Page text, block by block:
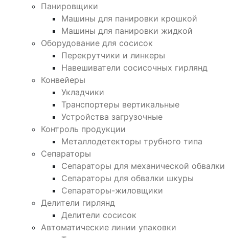
Панировщики
Машины для панировки крошкой
Машины для панировки жидкой
Оборудование для сосисок
Перекрутчики и линкеры
Навешиватели сосисочных гирлянд
Конвейеры
Укладчики
Транспортеры вертикальные
Устройства загрузочные
Контроль продукции
Металлодетекторы трубного типа
Сепараторы
Сепараторы для механической обвалки
Сепараторы для обвалки шкуры
Сепараторы-жиловщики
Делители гирлянд
Делители сосисок
Автоматические линии упаковки